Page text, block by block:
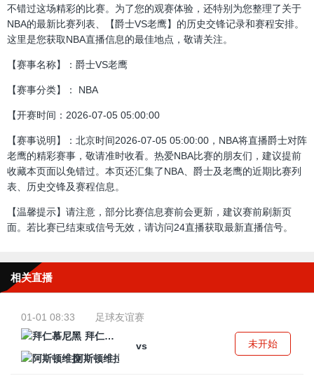
不错过这场精彩的比赛。为了您的观赛体验，还特别为您整理了关于
NBA的最新比赛列表、【爵士VS老鹰】的历史交锋记录和赛程安排。
这里是您获取NBA直播信息的最佳地点，敬请关注。
【赛事名称】：爵士VS老鹰
【赛事分类】： NBA
【开赛时间：2026-07-05 05:00:00
【赛事说明】：北京时间2026-07-05 05:00:00，NBA将直播爵士对阵
老鹰的精彩赛事，敬请准时收看。热爱NBA比赛的朋友们，建议提前
收藏本页面以免错过。本页还汇集了NBA、爵士及老鹰的近期比赛列
表、历史交锋及赛程信息。
【温馨提示】请注意，部分比赛信息赛前会更新，建议赛前刷新页
面。若比赛已结束或信号无效，请访问24直播获取最新直播信号。
相关直播
01-01 08:33
足球友谊赛
拜仁慕尼黑
vs
阿斯顿维拉
未开始